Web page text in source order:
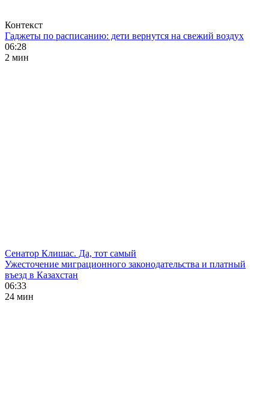
Контекст
Гаджеты по расписанию: дети вернутся на свежий воздух
06:28
2 мин
Сенатор Клишас. Да, тот самый
Ужесточение миграционного законодательства и платный
въезд в Казахстан
06:33
24 мин